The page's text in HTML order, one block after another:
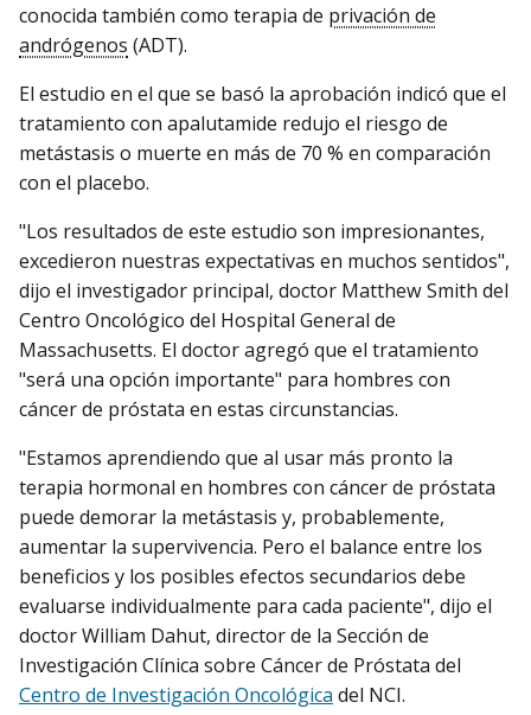
conocida también como terapia de privación de
andrógenos (ADT).
El estudio en el que se basó la aprobación indicó que el
tratamiento con apalutamide redujo el riesgo de
metástasis o muerte en más de 70 % en comparación
con el placebo.
"Los resultados de este estudio son impresionantes,
excedieron nuestras expectativas en muchos sentidos",
dijo el investigador principal, doctor Matthew Smith del
Centro Oncológico del Hospital General de
Massachusetts. El doctor agregó que el tratamiento
"será una opción importante" para hombres con
cáncer de próstata en estas circunstancias.
"Estamos aprendiendo que al usar más pronto la
terapia hormonal en hombres con cáncer de próstata
puede demorar la metástasis y, probablemente,
aumentar la supervivencia. Pero el balance entre los
beneficios y los posibles efectos secundarios debe
evaluarse individualmente para cada paciente", dijo el
doctor William Dahut, director de la Sección de
Investigación Clínica sobre Cáncer de Próstata del
Centro de Investigación Oncológica del NCI.